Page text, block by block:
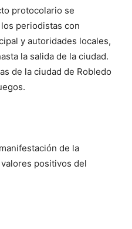
protocolario se
periodistas con
y autoridades locales,
la salida de la ciudad.
de la ciudad de Robledo
de la
positivos del